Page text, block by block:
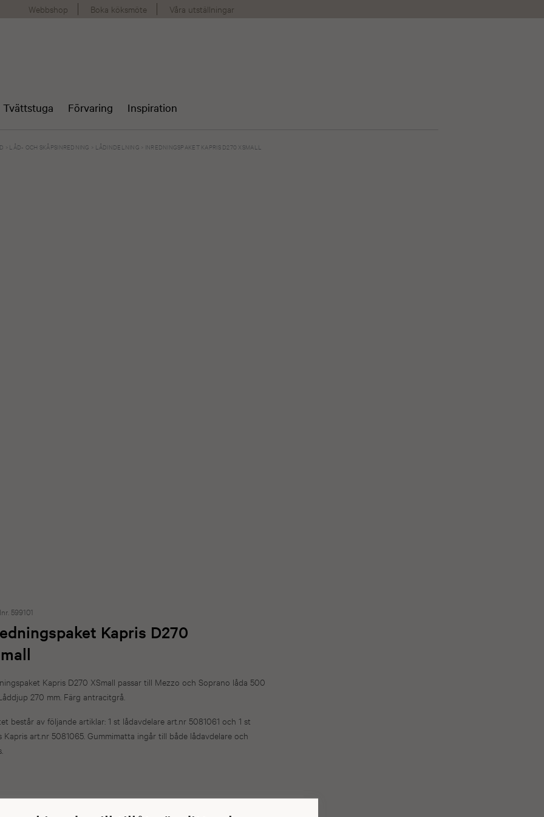
Webbshop Boka köksmöte Våra utställningar
Tvättstuga Förvaring Inspiration
LÅD- OCH SKÅPSINREDNING LÅDINDELNING INREDNINGSPAKET KAPRIS D270 XSMALL
599101
Kapris D270
Kapris D270 XSmall passar till Mezzo och Soprano låda 500
270 mm. Färg antracitgrå.
består av följande artiklar: 1 st lådavdelare art.nr 5081061 och 1 st
Kapris art.nr 5081065. Gummimatta ingår till både lådavdelare och